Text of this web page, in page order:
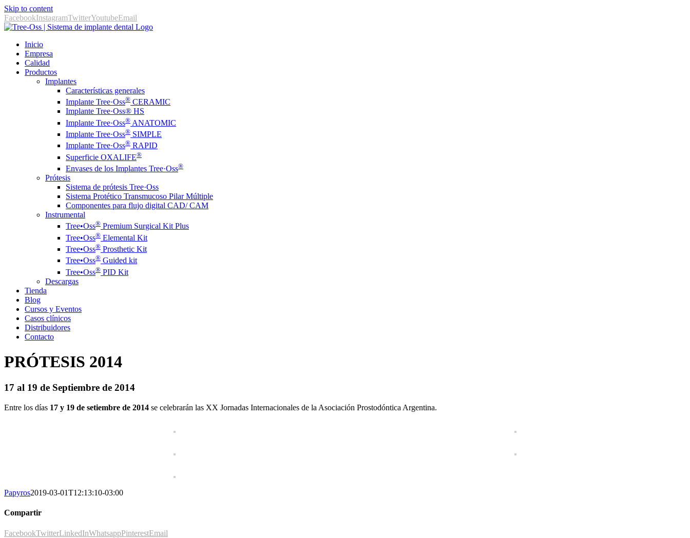
Skip to content
FacebookInstagramTwitterYoutubeEmail
Inicio
Empresa
Calidad
Productos
Implantes
Características generales
Implante Tree·Oss® CERAMIC
Implante Tree·Oss® HS
Implante Tree·Oss® ANATOMIC
Implante Tree·Oss® SIMPLE
Implante Tree·Oss® RAPID
Superficie OXALIFE®
Envases de los Implantes Tree·Oss®
Prótesis
Sistema de prótesis Tree·Oss
Sistema Protético Transmucoso Pilar Múltiple
Componentes para flujo digital CAD/ CAM
Instrumental
Tree•Oss®️ Premium Surgical Kit Plus
Tree•Oss®️ Elemental Kit
Tree•Oss®️ Prosthetic Kit
Tree•Oss®️ Guided kit
Tree•Oss®️ PID Kit
Descargas
Tienda
Blog
Cursos y Eventos
Casos clínicos
Distribuidores
Contacto
PRÓTESIS 2014
17 al 19 de Septiembre de 2014
Entre los días 17 y 19 de setiembre de 2014 se celebrarán las XX Jornadas Internacionales de la Asociación Prostodóntica Argentina.
Papyros2019-03-01T12:13:10-03:00
Compartir
FacebookTwitterLinkedInWhatsappPinterestEmail